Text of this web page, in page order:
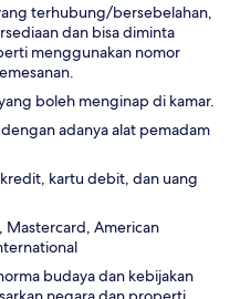
terhubung/bersebelahan,
dan bisa diminta
menggunakan nomor
boleh menginap di kamar.
adanya alat pemadam
kartu debit, dan uang
Mastercard, American
budaya dan kebijakan